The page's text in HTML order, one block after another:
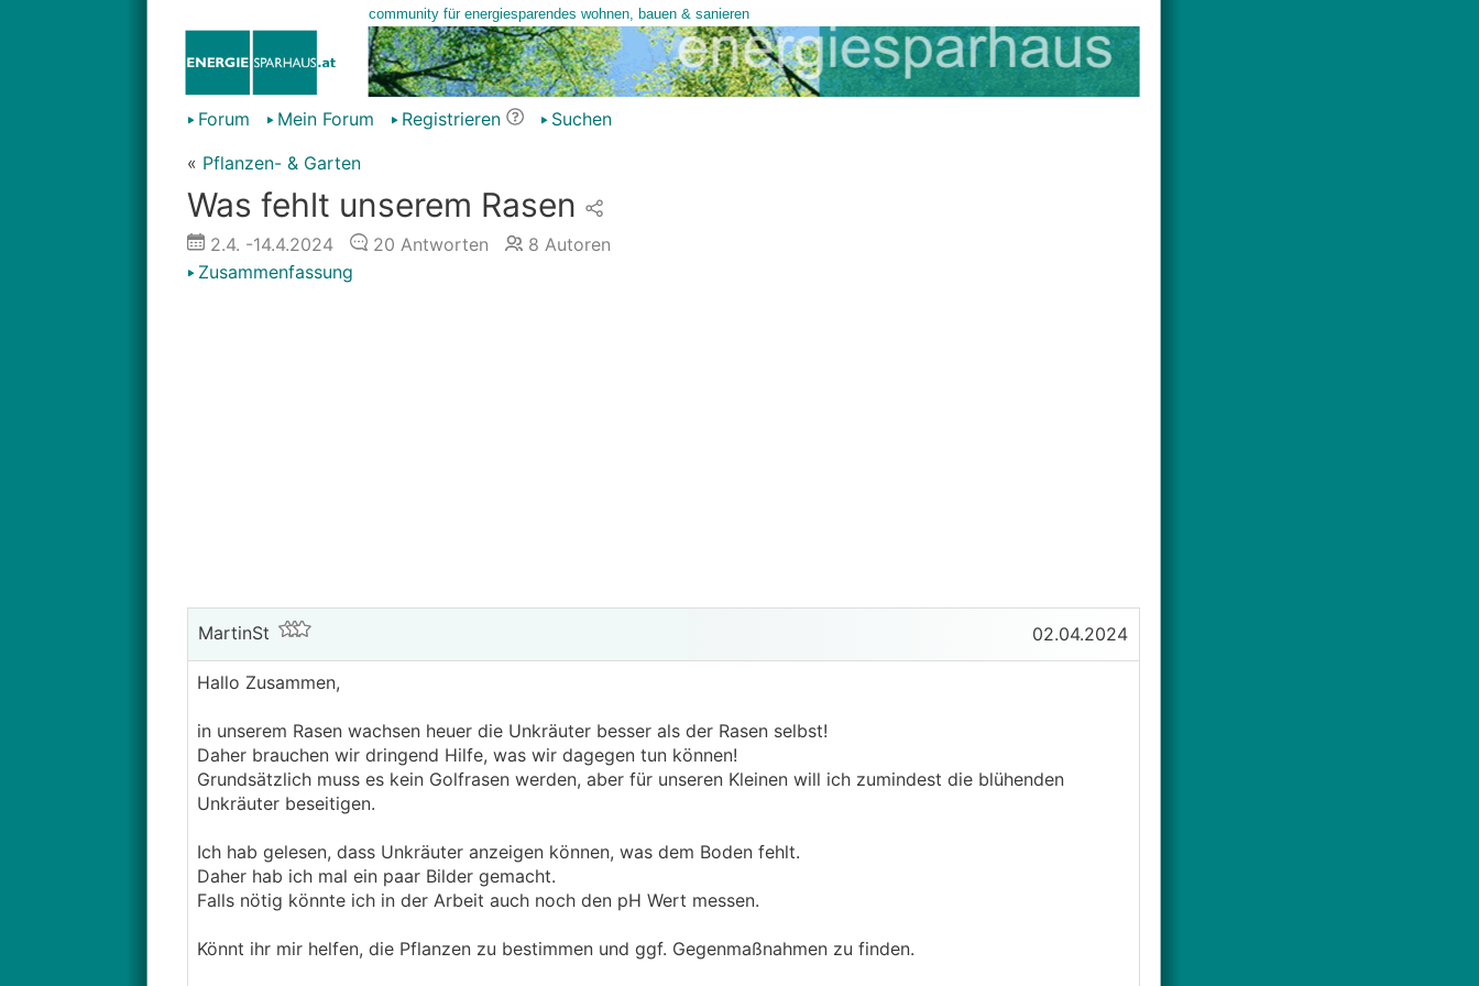
Forum Mein Forum Registrieren
Suchen
« Pflanzen- & Garten
Was fehlt unserem Rasen
2.4. -14.4.2024 20 Antworten 8 Autoren
Zusammenfassung
MartinSt 02.04.2024
Hallo Zusammen,
in unserem Rasen wachsen heuer die Unkräuter besser als der Rasen selbst!
Daher brauchen wir dringend Hilfe, was wir dagegen tun können!
Grundsätzlich muss es kein Golfrasen werden, aber für unseren Kleinen will ich zumindest die blühenden
Unkräuter beseitigen.
Ich hab gelesen, dass Unkräuter anzeigen können, was dem Boden fehlt.
Daher hab ich mal ein paar Bilder gemacht.
Falls nötig könnte ich in der Arbeit auch noch den pH Wert messen.
Könnt ihr mir helfen, die Pflanzen zu bestimmen und ggf. Gegenmaßnahmen zu finden.